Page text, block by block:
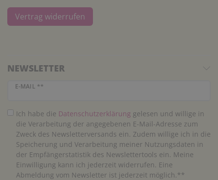
Vertrag widerrufen
NEWSLETTER
E-MAIL **
Newsletter Honig
Ich habe die Daten­schutz­erklärung gelesen und willige in
die Verarbeitung der angegebenen E-Mail-Adresse zum
Zweck des Newsletterversands ein. Zudem willige ich in die
Speicherung und Verarbeitung meiner Nutzungsdaten in
der Empfängerstatistik des Newslettertools ein. Meine
Einwilligung kann ich jederzeit widerrufen. Eine
Abmeldung vom Newsletter ist jederzeit möglich.**